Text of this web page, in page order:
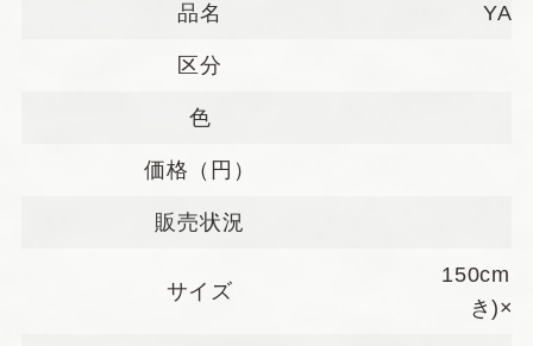
品名
区分
色
価格（円）
販売状況
サイズ
150cm(
き